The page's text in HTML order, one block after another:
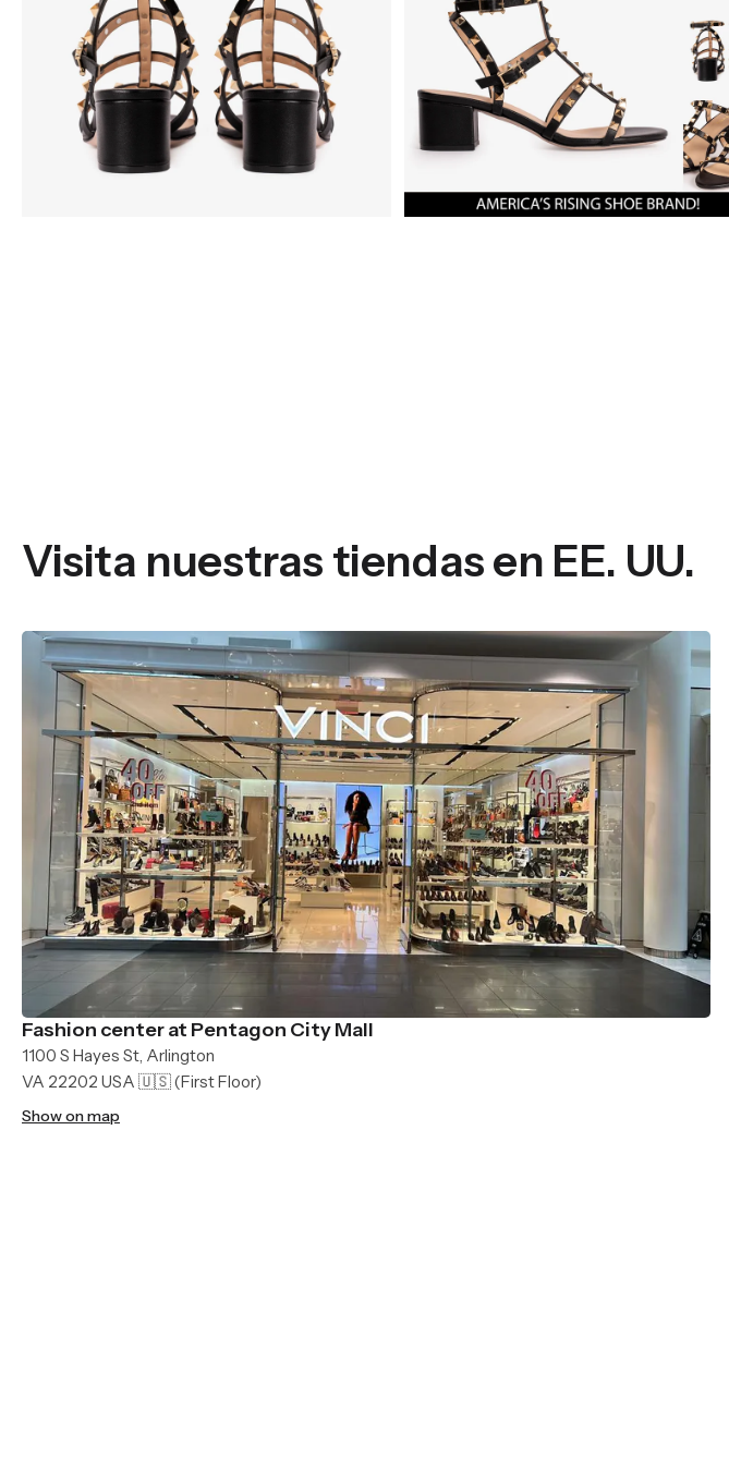
Visita nuestras tiendas en EE. UU.
Fashion center at Pentagon City Mall
1100 S Hayes St, Arlington
VA 22202 USA 🇺🇸(First Floor)
Show on map